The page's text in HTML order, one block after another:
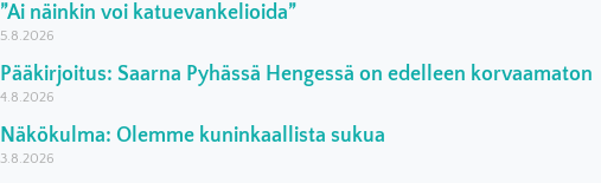
”Ai näinkin voi katuevankelioida”
5.8.2026
Pääkirjoitus: Saarna Pyhässä Hengessä on edelleen korvaamaton
4.8.2026
Näkökulma: Olemme kuninkaallista sukua
3.8.2026